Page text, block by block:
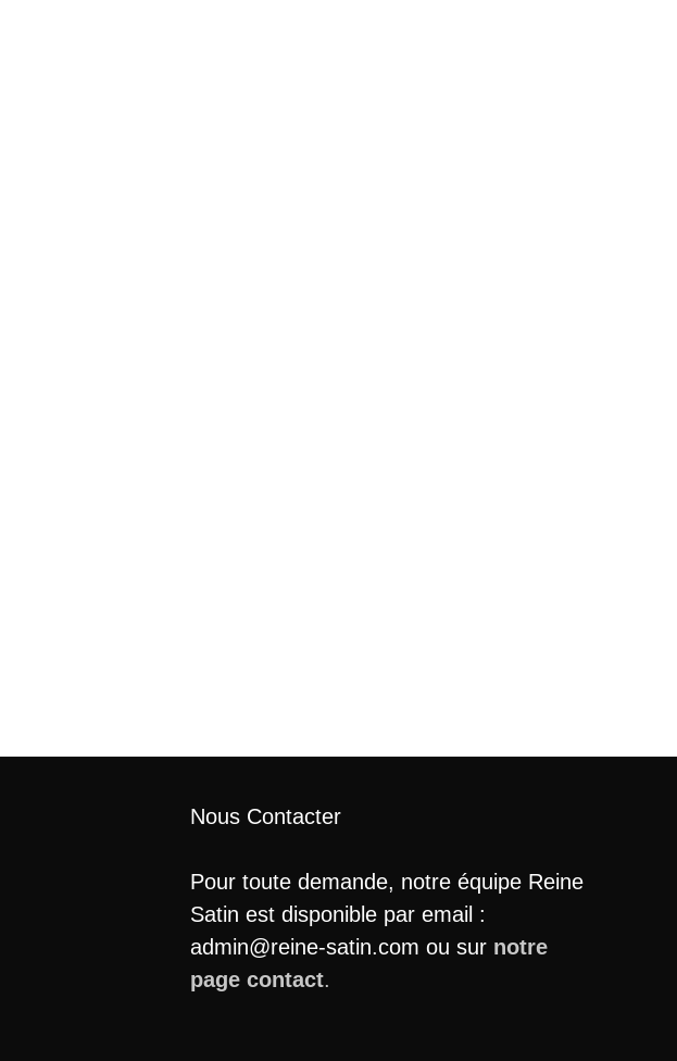
Nous Contacter
Pour toute demande, notre équipe Reine
Satin est disponible par email :
admin@reine-satin.com ou sur notre
page contact.